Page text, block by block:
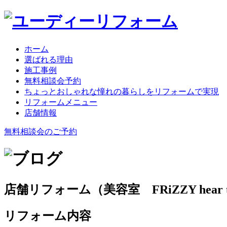
ホーム
選ばれる理由
施工事例
無料相談会予約
ちょっとおしゃれな憧れの暮らしをリフォームで実現
リフォームメニュー
店舗情報
無料相談会のご予約
店舗リフォーム（美容室 FRiZZY hear
リフォーム内容